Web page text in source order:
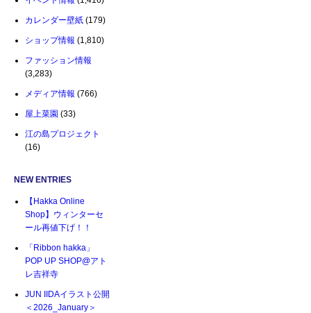
カレンダー壁紙 (179)
ショップ情報 (1,810)
ファッション情報
(3,283)
メディア情報 (766)
屋上菜園 (33)
江の島プロジェクト
(16)
NEW ENTRIES
【Hakka Online
Shop】ウィンターセ
ール再値下げ！！
「Ribbon hakka」
POP UP SHOP@アト
レ吉祥寺
JUN IIDAイラスト公開
＜2026_January＞